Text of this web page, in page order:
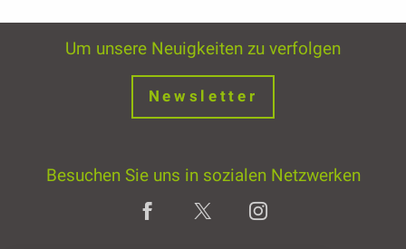
Um unsere Neuigkeiten zu verfolgen
Newsletter
Besuchen Sie uns in sozialen Netzwerken